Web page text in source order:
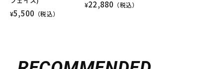
¥5,500 （税込）
¥22,880 （税込）